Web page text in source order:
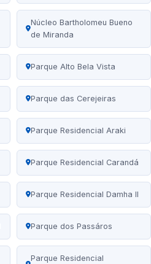
Núcleo Bartholomeu Bueno
de Miranda
Parque Alto Bela Vista
Parque das Cerejeiras
Parque Residencial Araki
Parque Residencial Carandá
Parque Residencial Damha II
Parque dos Passáros
Parque Residencial